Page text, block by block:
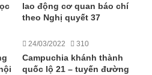
lao động cơ quan báo chí
theo Nghị quyết 37
24/03/2022 310
Campuchia khánh thành
quốc lộ 21 – tuyến đường